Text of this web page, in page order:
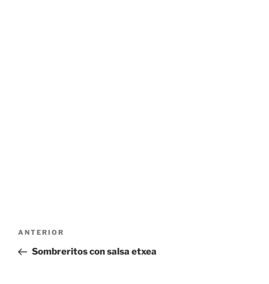
Navegación
entradas
Entrada
anterior:
ANTERIOR
Sombreritos con salsa etxea